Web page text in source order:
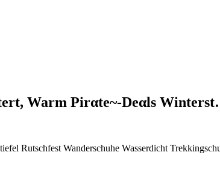
Warm Pirαtе~-Dеαls
Rutschfest Wanderschuhe Wasserdicht